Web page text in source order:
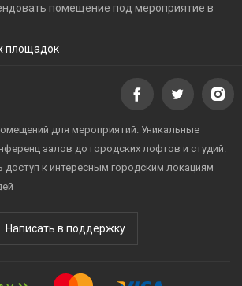
помещение под мероприятие в
площадок
для мероприятий. Уникальные
залов до городских лофтов и студий.
к интересным городским локациям
Написать в поддержку